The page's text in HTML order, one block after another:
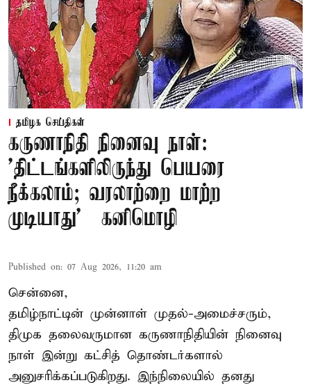
தமிழக செய்திகள்
கருணாநிதி நினைவு நாள்:
'திட்டங்களிலிருந்து பெயரை
நீக்கலாம்; வரலாற்றை மாற்ற
முடியாது' – கனிமொழி
Published on: 07 Aug 2026, 11:20 am
சென்னை,
தமிழ்நாட்டின் முன்னாள் முதல்-அமைச்சரும்,
திமுக தலைவருமான கருணாநிதியின் நினைவு
நாள் இன்று கட்சித் தொண்டர்களால்
அனுசரிக்கப்படுகிறது. இந்நிலையில் தனது